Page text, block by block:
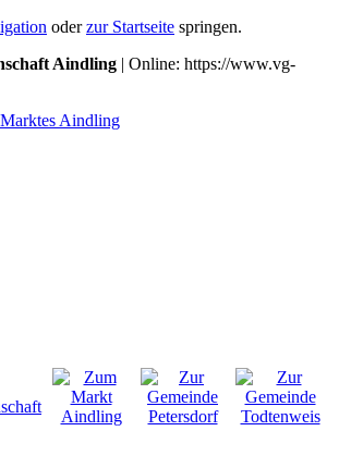
oderzur Startseite springen.
Aindling | Online: https://www.vg-